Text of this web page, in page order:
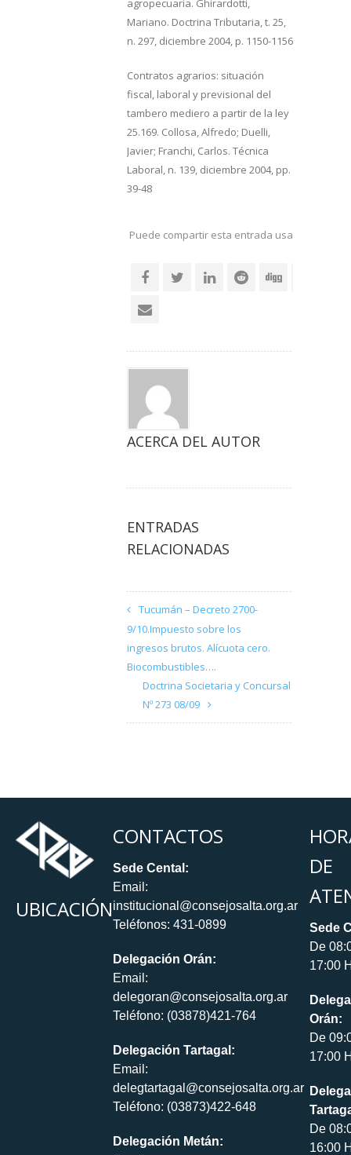
agropecuaria. Ghirardotti,
Mariano. Doctrina Tributaria, t. 25,
n. 297, diciembre 2004, p. 1150-1156
Contratos agrarios: situación
fiscal, laboral y previsional del
tambero mediero a partir de la ley
25.169. Collosa, Alfredo; Duelli,
Javier; Franchi, Carlos. Técnica
Laboral, n. 139, diciembre 2004, pp.
39-48
Puede compartir esta entrada usando sus
ACERCA DEL AUTOR
ENTRADAS
RELACIONADAS
Tucumán – Decreto 2700-
9/10.Impuesto sobre los
ingresos brutos. Alícuota cero.
Biocombustibles….
Doctrina Societaria y Concursal
Nº 273 08/09
UBICACIÓN
CONTACTOS
Sede Cental:
Email:
institucional@consejosalta.org.ar
Teléfonos: 431-0899
Delegación Orán:
Email:
delegoran@consejosalta.org.ar
Teléfono: (03878)421-764
Delegación Tartagal:
Email:
delegtartagal@consejosalta.org.ar
Teléfono: (03873)422-648
Delegación Metán:
DE
Sede
De
17:00
Orán:
De
17:00
De
16:00